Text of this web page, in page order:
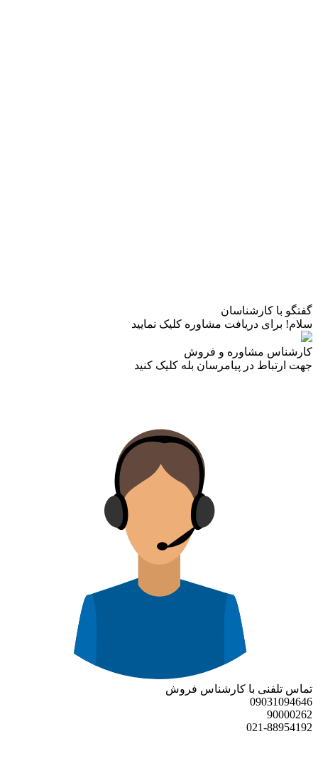
گفتگو با کارشناسان
سلام! برای دریافت مشاوره کلیک نمایید
کارشناس مشاوره و فروش
جهت ارتباط در پیامرسان بله کلیک کنید
تماس تلفنی با کارشناس فروش
09031094646
90000262
021-88954192